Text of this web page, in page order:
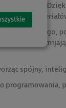
zadaniach.
trasy,
spójny,